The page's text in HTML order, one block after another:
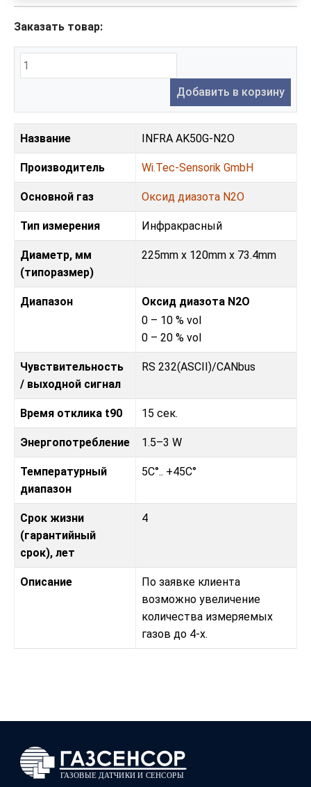
Заказать товар:
Добавить в корзину
Название INFRA AK50G-N2O
Производитель Wi.Tec-Sensorik GmbH
Основной газ Оксид диазота N2O
Тип измерения Инфракрасный
Диаметр, мм
(типоразмер)
225mm x 120mm x 73.4mm
Диапазон
Оксид диазота N2O
0 – 10 % vol
0 – 20 % vol
Чувствительность
/ выходной сигнал
RS 232(ASCII)/CANbus
Время отклика t90 15 сек.
Энергопотребление 1.5–3 W
Температурный
диапазон
5C°.. +45C°
Срок жизни
(гарантийный
срок), лет
4
Описание
По заявке клиента
возможно увеличение
количества измеряемых
газов до 4-х.